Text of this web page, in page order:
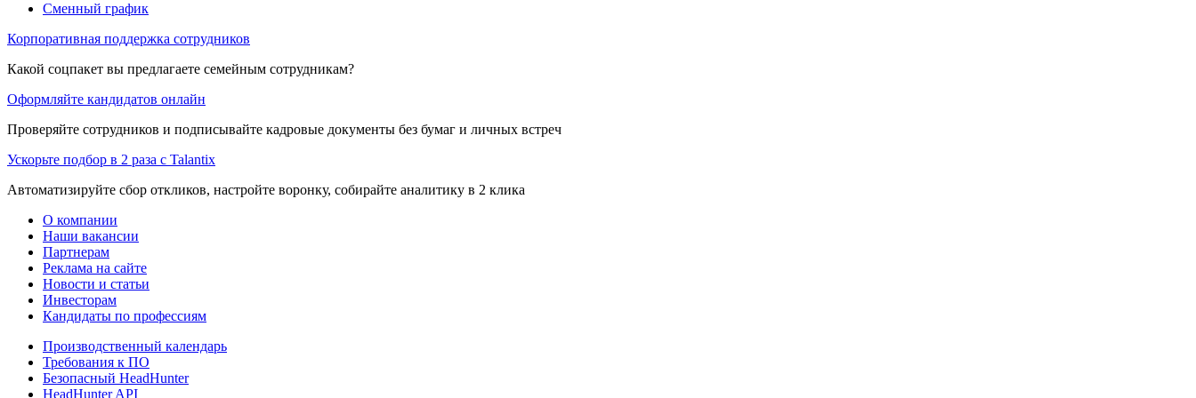
Сменный график
Корпоративная поддержка сотрудников
Какой соцпакет вы предлагаете семейным сотрудникам?
Оформляйте кандидатов онлайн
Проверяйте сотрудников и подписывайте кадровые документы без бумаг и личных встреч
Ускорьте подбор в 2 раза с Talantix
Автоматизируйте сбор откликов, настройте воронку, собирайте аналитику в 2 клика
О компании
Наши вакансии
Партнерам
Реклама на сайте
Новости и статьи
Инвесторам
Кандидаты по профессиям
Производственный календарь
Требования к ПО
Безопасный HeadHunter
HeadHunter API